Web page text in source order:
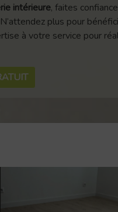
intérieure, faites
plus pour
à votre service pour